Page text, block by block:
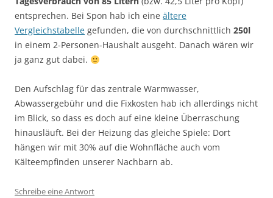
entsprechen. Bei Spon hab ich eine ältere
Vergleichstabelle gefunden, die von durchschnittlich 250l
in einem 2-Personen-Haushalt ausgeht. Danach wären wir
ja ganz gut dabei.
Den Aufschlag für das zentrale Warmwasser,
Abwassergebühr und die Fixkosten hab ich allerdings nicht
im Blick, so dass es doch auf eine kleine Überraschung
hinausläuft. Bei der Heizung das gleiche Spiele: Dort
hängen wir mit 30% auf die Wohnfläche auch vom
Kälteempfinden unserer Nachbarn ab.
Schreibe eine Antwort